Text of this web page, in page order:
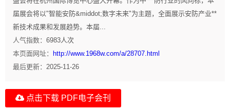
届展会将以"智能安防&middot;数字未来"为主题，全面展示安防产业**
新技术成果和发展趋势。本届...
人气指数： 6983人次
本页面网址：
http://www.1968w.com/a/28707.html
最后更新： 2025-11-26
点击下载 PDF电子会刊